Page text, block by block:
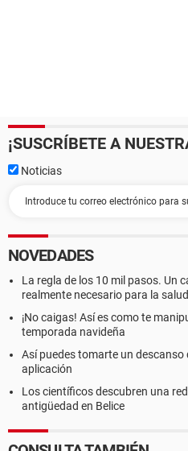
¡SUSCRÍBETE A
Noticias
NOVEDADES
La regla de los 10 mil pasos. Un
realmente necesario para la salud
¡No caigas! Así es como te
temporada navideña
Así puedes tomarte un
aplicación
Los científicos descubren una
antigüedad en Belice